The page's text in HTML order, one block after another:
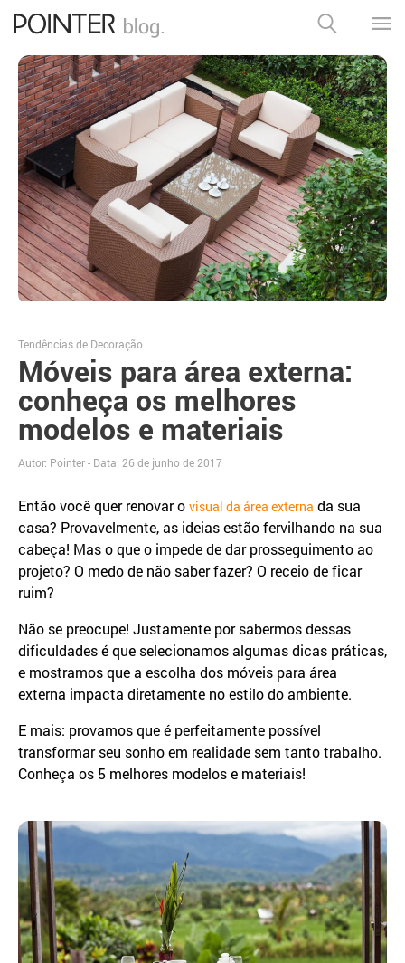
Móveis para área externa:
conheça os melhores
modelos e materiais
Tendências de Decoração
Autor: Pointer - Data: 26 de junho de 2017
Então você quer renovar o visual da área externa da sua
casa? Provavelmente, as ideias estão fervilhando na sua
cabeça! Mas o que o impede de dar prosseguimento ao
projeto? O medo de não saber fazer? O receio de ficar
ruim?
Não se preocupe! Justamente por sabermos dessas
dificuldades é que selecionamos algumas dicas práticas,
e mostramos que a escolha dos móveis para área
externa impacta diretamente no estilo do ambiente.
E mais: provamos que é perfeitamente possível
transformar seu sonho em realidade sem tanto trabalho.
Conheça os 5 melhores modelos e materiais!